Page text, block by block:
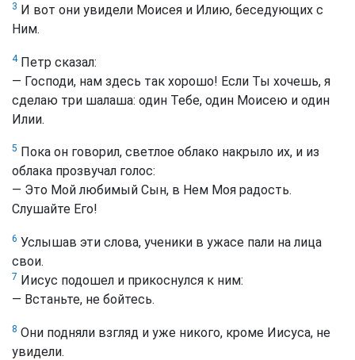
3 И вот они увидели Моисея и Илию, беседующих с
Ним.
4Петр сказал:
— Господи, нам здесь так хорошо! Если Ты хочешь, я
сделаю три шалаша: один Тебе, один Моисею и один
Илии.
5 Пока он говорил, светлое облако накрыло их, и из
облака прозвучал голос:
— Это Мой любимый Сын, в Нем Моя радость.
Слушайте Его!
6 Услышав эти слова, ученики в ужасе пали на лица
свои.
7 Иисус подошел и прикоснулся к ним:
— Встаньте, не бойтесь.
8 Они подняли взгляд и уже никого, кроме Иисуса, не
увидели.